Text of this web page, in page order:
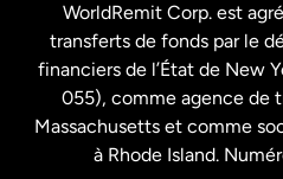
Royaume-Uni
Suède
WorldRemit Corp. est
transferts de fonds par le
financiers de l’État de New
055), comme agence de
Massachusetts et comme
à Rhode Island.